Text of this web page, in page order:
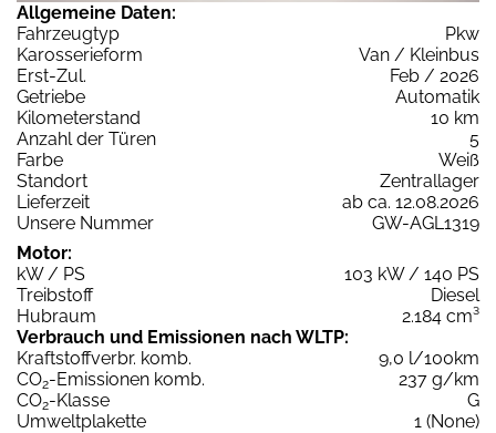
Allgemeine Daten:
Fahrzeugtyp
Pkw
Karosserieform
Van / Kleinbus
Erst-Zul.
Feb / 2026
Getriebe
Automatik
Kilometerstand
10 km
Anzahl der Türen
5
Farbe
Weiß
Standort
Zentrallager
Lieferzeit
ab ca. 12.08.2026
Unsere Nummer
GW-AGL1319
Motor:
kW / PS
103 kW / 140 PS
Treibstoff
Diesel
Hubraum
2.184 cm³
Verbrauch und Emissionen nach WLTP:
Kraftstoffverbr. komb.
9,0 l/100km
CO2-Emissionen komb.
237 g/km
CO2-Klasse
G
Umweltplakette
1 (None)